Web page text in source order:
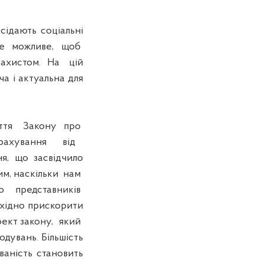
соціальні
можливе, щоб
На цій
і актуальна для
Закону про
від
що засвідчило
наскільки нам
представників
прискорити
закону, який
Більшість
становить